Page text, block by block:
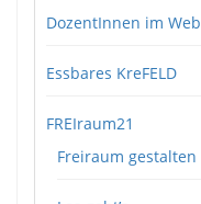
DozentInnen im Web
Essbares KreFELD
FREIraum21
Freiraum gestalten